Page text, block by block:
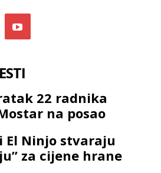
22 radnika
na posao
El Ninjo stvaraju
za cijene hrane